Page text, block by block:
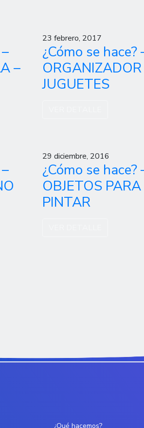
–
23 febrero, 2017
¿Cómo se hace?
JUGUETES
29 diciembre, 2016
¿Cómo se hace?
OBJETOS PARA
PINTAR
¿Qué hacemos?